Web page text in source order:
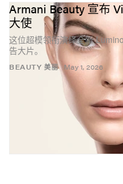
BEAUTY 美丽
Armani Beauty 宣布
大使
这位超模领衔演绎全新
告大片。
May 1, 2026